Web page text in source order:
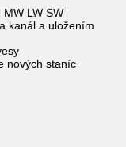
LW SW
kanál a uložením
nových staníc